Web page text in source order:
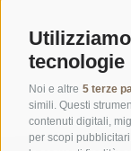
tecnologie
Noi e altre 5 terze
simili. Questi
contenuti digitali,
per scopi